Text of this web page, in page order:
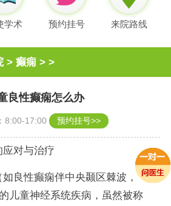
学术 预约挂号 来院路线
> 癫痫> >
良性癫痫怎么办
8:00-17:00 预约挂号>>
应对与治疗
如良性癫痫伴中央颞区棘波，
儿童神经系统疾病，虽然被称